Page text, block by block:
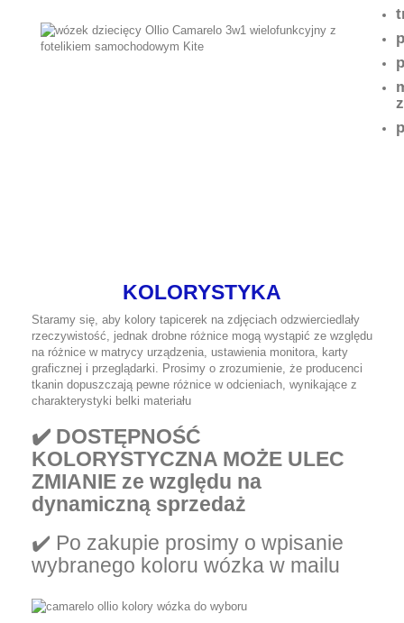
KOLORYSTYKA
Staramy się, aby kolory tapicerek na zdjęciach odzwierciedlały
rzeczywistość, jednak drobne różnice mogą wystąpić ze względu
na różnice w matrycy urządzenia, ustawienia monitora, karty
graficznej i przeglądarki. Prosimy o zrozumienie, że producenci
tkanin dopuszczają pewne różnice w odcieniach, wynikające z
charakterystyki belki materiału
✔️ DOSTĘPNOŚĆ
KOLORYSTYCZNA MOŻE ULEC
ZMIANIE ze względu na
dynamiczną sprzedaż
✔️ Po zakupie prosimy o wpisanie
wybranego koloru wózka w mailu